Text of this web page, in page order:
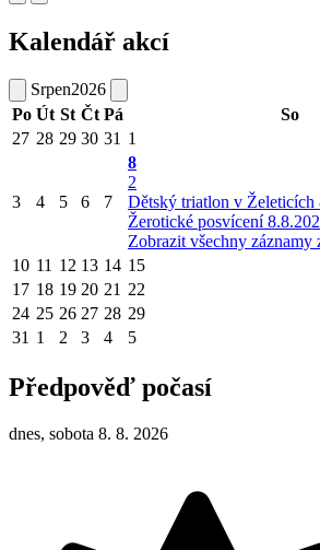
Kalendář akcí
Srpen2026
Po Út St Čt Pá So
27 28 29 30 31 1
3 4 5 6 7
8
2
Dětský triatlon v Želeticích
Žerotické posvícení
Zobrazit všechny záznamy
10 11 12 13 14 15
17 18 19 20 21 22
24 25 26 27 28 29
31 1 2 3 4 5
Předpověď počasí
dnes, sobota 8. 8. 2026